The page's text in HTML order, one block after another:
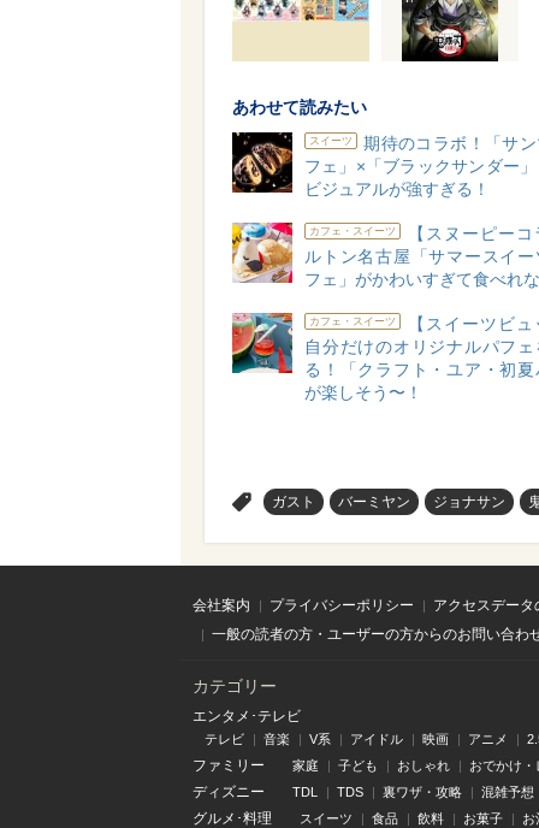
あわせて読みたい
スイーツ
期待のコラボ！「サ
フェ」×「ブラックサンダー
ビジュアルが強すぎる！
カフェ・スイーツ
【スヌーピー
ルトン名古屋「サマースイ
フェ」がかわいすぎて食べれ
カフェ・スイーツ
【スイーツビ
自分だけのオリジナルパフ
る！「クラフト・ユア・初
が楽しそう〜！
ガスト バーミヤン ジョナサン
会社案内 プライバシーポリシー
アクセスデー
一般の読者の方・ユーザーの方からのお問い合わ
カテゴリー
エンタメ･テレビ
テレビ 音楽 V系 アイドル 映画 アニメ
ファミリー 家庭 子ども おしゃれ おでかけ・
ディズニー TDL TDS 裏ワザ・攻略 混雑予想
グルメ･料理 スイーツ 食品 飲料 お菓子 お